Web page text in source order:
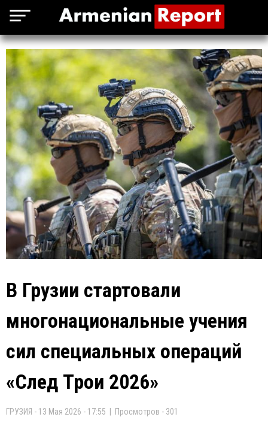
В Грузии стартовали
многонациональные учения
сил специальных операций
«След Трои 2026»
ГРУЗИЯ - 13 Мая 2026 - 17:55 | Просмотров - 301